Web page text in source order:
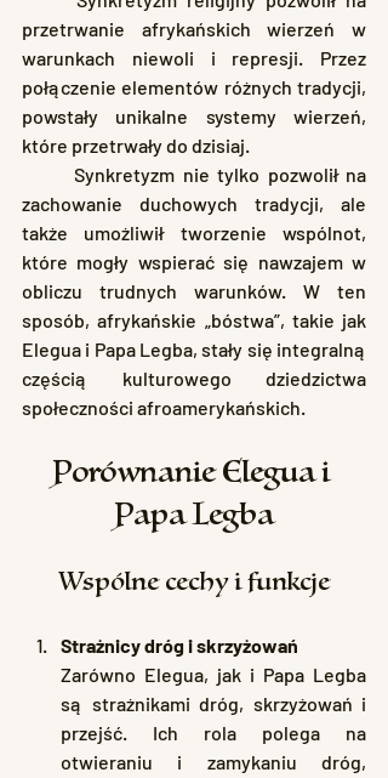
przetrwanie afrykańskich wierzeń w
warunkach niewoli i represji. Przez
połączenie elementów różnych tradycji,
powstały unikalne systemy wierzeń,
które przetrwały do dzisiaj.
	Synkretyzm nie tylko pozwolił na
zachowanie duchowych tradycji, ale
także umożliwił tworzenie wspólnot,
które mogły wspierać się nawzajem w
obliczu trudnych warunków. W ten
sposób, afrykańskie „bóstwa”, takie jak
Elegua i Papa Legba, stały się integralną
częścią kulturowego dziedzictwa
społeczności afroamerykańskich.
Porównanie Elegua i
Papa Legba
Wspólne cechy i funkcje
Strażnicy dróg i skrzyżowań
Zarówno Elegua, jak i Papa Legba
są strażnikami dróg, skrzyżowań i
przejść. Ich rola polega na
otwieraniu i zamykaniu dróg,